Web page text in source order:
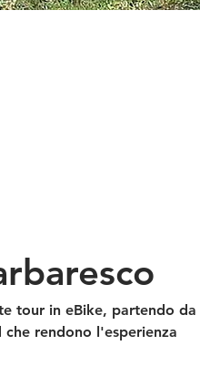
tour in eBike, partendo da
rendono l'esperienza